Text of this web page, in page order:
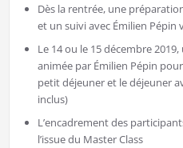
Dès la rentrée, une
et un suivi avec Émilien Pépin
Le 14 ou le 15 décembre
animée par Émilien Pépin
petit déjeuner et le déjeuner
inclus)
L’encadrement des
l’issue du Master Class